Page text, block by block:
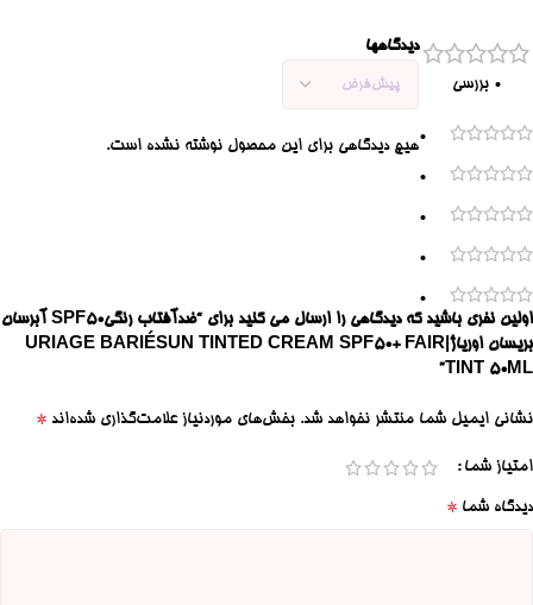
0 بررسی
0
0
0
0
0
دیدگاهها
هیچ دیدگاهی برای این محصول نوشته نشده است.
اولین نفری باشید که دیدگاهی را ارسال می کنید برای “ضدآفتاب رنگیSPF50 آبرسان
بریسان اوریاژ|URIAGE BARIÉSUN TINTED CREAM SPF50+ FAIR
TINT 50ML”
نشانی ایمیل شما منتشر نخواهد شد. بخش‌های موردنیاز علامت‌گذاری شده‌اند *
امتیاز شما
دیدگاه شما *